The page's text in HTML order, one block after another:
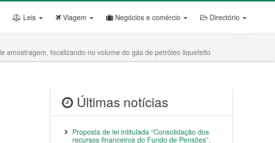
Leis Viagem Negócios e comércio Directório
focalizando no volume do gás de petróleo liquefeito
Últimas notícias
Proposta de lei intitulada “Consolidação dos
recursos financeiros do Fundo de Pensões”,